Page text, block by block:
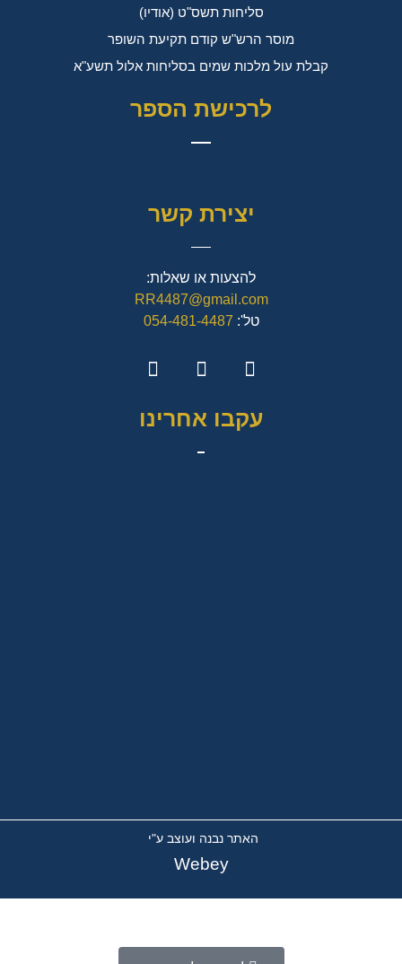
סליחות תשס"ט (אודיו)
מוסר הרש"ש קודם תקיעת השופר
קבלת עול מלכות שמים בסליחות אלול תשע"א
לרכישת הספר
יצירת קשר
להצעות או שאלות:
RR4487@gmail.com
טל': 054-481-4487
עקבו אחרינו
האתר נבנה ועוצב ע"י
Webey